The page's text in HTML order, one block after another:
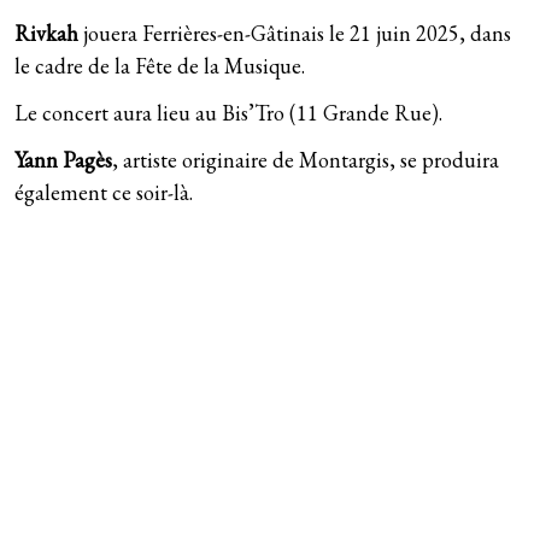
Rivkahjouera Ferrières-en-Gâtinais le 21 juin 2025, dans
le cadre de la Fête de la Musique.
Le concert aura lieu au Bis’Tro (11 Grande Rue).
Yann Pagès, artiste originaire de Montargis, se produira
également ce soir-là.